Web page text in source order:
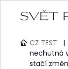
CZ TEST |
nechutná
stačí